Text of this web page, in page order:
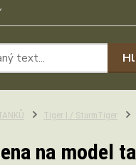
Tiger I / SturmTiger
na model